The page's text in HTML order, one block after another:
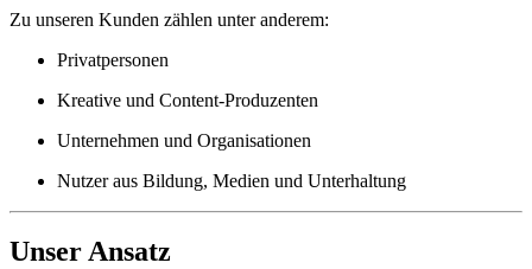
Zu unseren Kunden zählen unter anderem:
Privatpersonen
Kreative und Content-Produzenten
Unternehmen und Organisationen
Nutzer aus Bildung, Medien und Unterhaltung
Unser Ansatz